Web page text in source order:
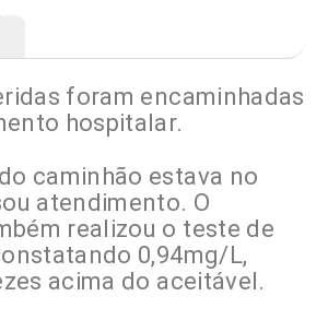
foram encaminhadas
hospitalar.
caminhão estava no
atendimento. O
realizou o teste de
0,94mg/L,
acima do aceitável.